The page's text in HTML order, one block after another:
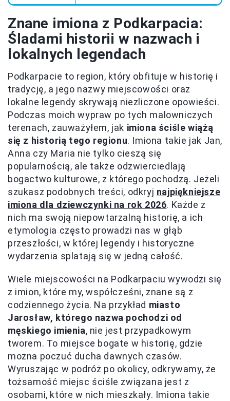
Znane imiona z Podkarpacia:
Śladami historii w nazwach i
lokalnych legendach
Podkarpacie to region, który obfituje w historię i
tradycję, a jego nazwy miejscowości oraz
lokalne legendy skrywają niezliczone opowieści.
Podczas moich wypraw po tych malowniczych
terenach, zauważyłem, jak imiona ściśle wiążą
się z historią tego regionu. Imiona takie jak Jan,
Anna czy Maria nie tylko cieszą się
popularnością, ale także odzwierciedlają
bogactwo kulturowe, z którego pochodzą. Jeżeli
szukasz podobnych treści, odkryj najpiękniejsze
imiona dla dziewczynki na rok 2026. Każde z
nich ma swoją niepowtarzalną historię, a ich
etymologia często prowadzi nas w głąb
przeszłości, w której legendy i historyczne
wydarzenia splatają się w jedną całość.
Wiele miejscowości na Podkarpaciu wywodzi się
z imion, które my, współcześni, znane są z
codziennego życia. Na przykład miasto
Jarosław, którego nazwa pochodzi od
męskiego imienia, nie jest przypadkowym
tworem. To miejsce bogate w historię, gdzie
można poczuć ducha dawnych czasów.
Wyruszając w podróż po okolicy, odkrywamy, że
tożsamość miejsc ściśle związana jest z
osobami, które w nich mieszkały. Imiona takie